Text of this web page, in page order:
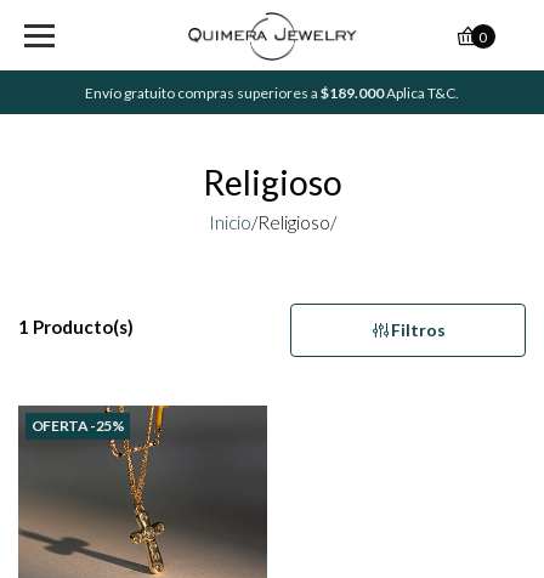
Envío gratuito compras superiores a $189.000Aplica T&C.
0
Religioso
Inicio/Religioso/
1 Producto(s) Filtros
OFERTA -25%